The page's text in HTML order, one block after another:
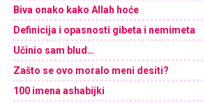
Biva onako kako Allah hoće
Definicija i opasnosti gibeta i nemimeta
Učinio sam blud…
Zašto se ovo moralo meni desiti?
100 imena ashabijki